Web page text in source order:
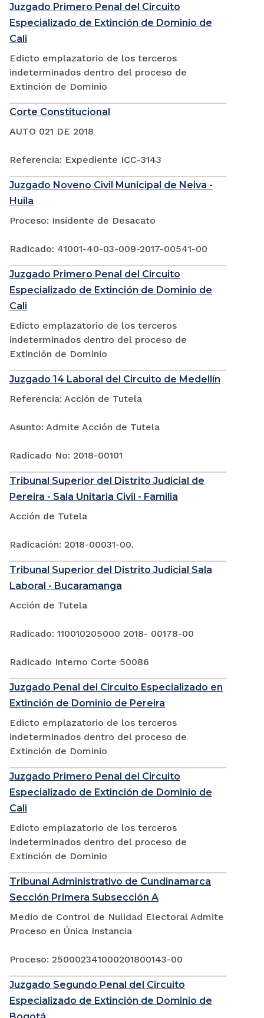
Juzgado Primero Penal del Circuito
Especializado de Extinción de Dominio de
Cali
Edicto emplazatorio de los terceros
indeterminados dentro del proceso de
Extinción de Dominio
Corte Constitucional
AUTO 021 DE 2018
Referencia: Expediente ICC-3143
Juzgado Noveno Civil Municipal de Neiva -
Huila
Proceso: Insidente de Desacato
Radicado: 41001-40-03-009-2017-00541-00
Juzgado Primero Penal del Circuito
Especializado de Extinción de Dominio de
Cali
Edicto emplazatorio de los terceros
indeterminados dentro del proceso de
Extinción de Dominio
Juzgado 14 Laboral del Circuito de Medellín
Referencia: Acción de Tutela
Asunto: Admite Acción de Tutela
Radicado No: 2018-00101
Tribunal Superior del Distrito Judicial de
Pereira - Sala Unitaria Civil - Familia
Acción de Tutela
Radicación: 2018-00031-00.
Tribunal Superior del Distrito Judicial Sala
Laboral - Bucaramanga
Acción de Tutela
Radicado: 110010205000 2018- 00178-00
Radicado Interno Corte 50086
Juzgado Penal del Circuito Especializado en
Extinción de Dominio de Pereira
Edicto emplazatorio de los terceros
indeterminados dentro del proceso de
Extinción de Dominio
Juzgado Primero Penal del Circuito
Especializado de Extinción de Dominio de
Cali
Edicto emplazatorio de los terceros
indeterminados dentro del proceso de
Extinción de Dominio
Tribunal Administrativo de Cundinamarca
Sección Primera Subsección A
Medio de Control de Nulidad Electoral Admite
Proceso en Única Instancia
Proceso: 250002341000201800143-00
Juzgado Segundo Penal del Circuito
Especializado de Extinción de Dominio de